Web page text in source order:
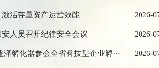
活存量资产运营效能 2026-
人员召开纪律安全会议 2026-
孵化器参会全省科技型企业孵··· 2026-